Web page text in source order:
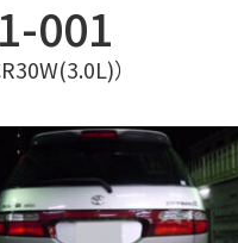
001
）